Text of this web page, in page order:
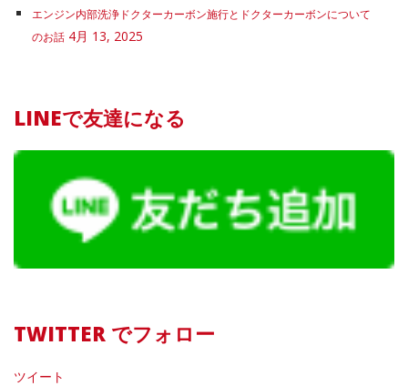
エンジン内部洗浄ドクターカーボン施行とドクターカーボンについて
のお話 4月 13, 2025
LINEで友達になる
TWITTER でフォロー
ツイート